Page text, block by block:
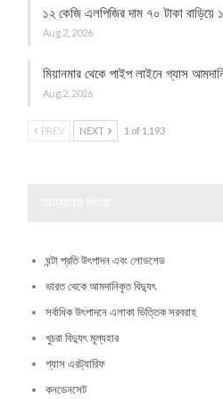
১২ কেজি এলপিজির দাম ৭০ টাকা বাড়িয়ে
Aug 2, 2026
মিয়ানমার থেকে পাইপ লাইনে গ্যাস
Aug 2, 2026
PREV NEXT 1 of 1,193
ঘন্টা প্রতি উৎপাদন এবং লোডশেড
ভারত থেকে আমদানিকৃত বিদ্যুৎ
সর্বাধিক উৎপাদনে এলাকা ভিত্তিক সরবরাহ
খুচরা বিদ্যুৎ মূল্যহার
গ্যাস এরট্যারিফ
কনডেনসেট